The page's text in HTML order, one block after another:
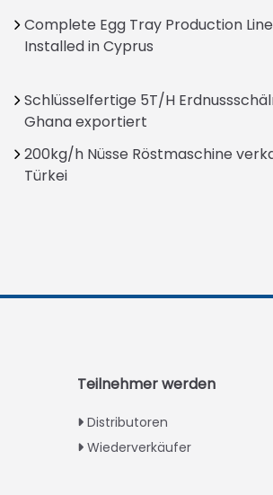
Complete Egg Tray Production
Installed in Cyprus
Schlüsselfertige 5T/H
Ghana exportiert
200kg/h Nüsse Röstmaschine
Türkei
Teilnehmer werden
Distributoren
Wiederverkäufer
Indonesian
Urdu